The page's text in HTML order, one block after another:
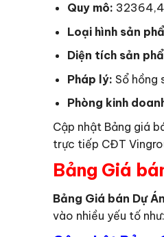
Quy mô: 32364,4
Loại hình sản
Diện tích sản
Pháp lý: Sổ hồng
Phòng kinh
Cập nhật Bảng giá
trực tiếp CĐT
Bảng Giá
Bảng Giá bán Dự
vào nhiều yếu tố